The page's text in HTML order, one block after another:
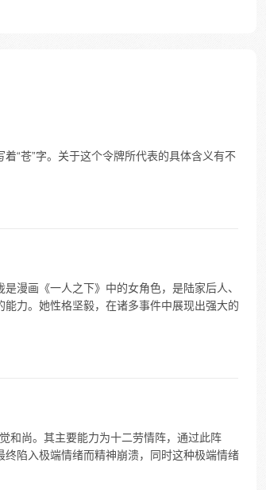
“苍”字。关于这个令牌所代表的具体含义有不
漫画《一人之下》中的女角色，是陆家后人、
力。她性格坚毅，在诸多事件中展现出强大的
和尚。其主要能力为十二劳情阵，通过此阵
陷入极端情绪而精神崩溃，同时这种极端情绪